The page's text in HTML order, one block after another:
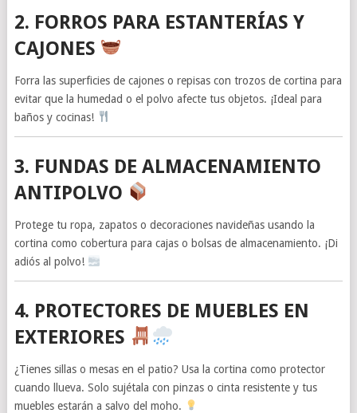
2. FORROS PARA ESTANTERÍAS Y
CAJONES
Forra las superficies de cajones o repisas con trozos de cortina para
evitar que la humedad o el polvo afecte tus objetos. ¡Ideal para
baños y cocinas!
3. FUNDAS DE ALMACENAMIENTO
ANTIPOLVO
Protege tu ropa, zapatos o decoraciones navideñas usando la
cortina como cobertura para cajas o bolsas de almacenamiento. ¡Di
adiós al polvo!
4. PROTECTORES DE MUEBLES EN
EXTERIORES
¿Tienes sillas o mesas en el patio? Usa la cortina como protector
cuando llueva. Solo sujétala con pinzas o cinta resistente y tus
muebles estarán a salvo del moho.